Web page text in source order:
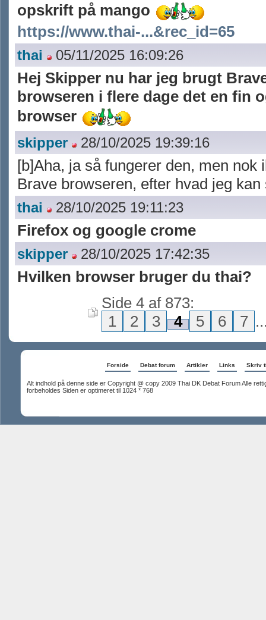
opskrift på mango
https://www.thai-...&rec_id=65
thai 05/11/2025 16:09:26
Hej Skipper nu har jeg brugt
browseren i flere dage det en fin
browser
skipper 28/10/2025 19:39:16
[b]Aha, ja så fungerer den, men nok
Brave browseren, efter hvad jeg kan
thai 28/10/2025 19:11:23
Firefox og google crome
skipper 28/10/2025 17:42:35
Hvilken browser bruger du thai?
Side 4 af 873:
1
2 3 4 5 6 7
Forside Debat forum Artikler Links Skriv
Alt indhold på denne side er Copyright @ copy 2009 Thai DK Debat Forum Alle
forbeholdes Siden er optimeret til 1024 * 768